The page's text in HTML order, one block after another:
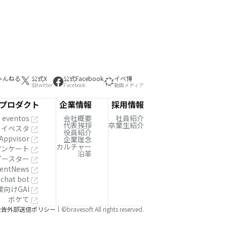
んねる 公式X
旧twitter
公式Facebook
Facebook
イベ博
動画メディア
プロダクト
eventos
イベスタ
ケート
スター
bot
向けGAI
ボケて
企業情報
会社概要
代表挨拶
役員紹介
企業理念
カルチャー
沿革
採用情報
社員紹介
卒業生紹介
外部送信ポリシー ©bravesoft All rights reserved.